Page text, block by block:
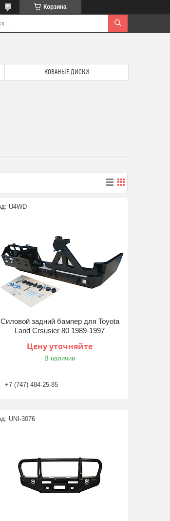
Корзина
КОВАНЫЕ ДИСКИ
U4WD
Силовой задний бампер для Toyota
Land Crsusier 80 1989-1997
Цену уточняйте
В наличии
+7 (747) 484-25-85
UNI-3076